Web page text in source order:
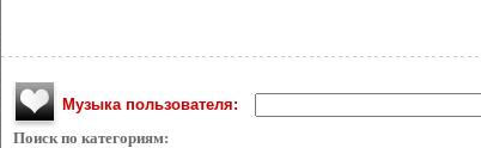
Музыка пользователя:
Поиск по категориям: